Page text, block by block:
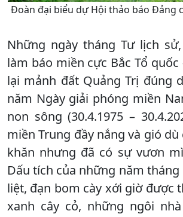
Đoàn đại biểu dự Hội thảo báo Đảng
Những ngày tháng Tư lịch
làm báo miền cực Bắc Tổ
lại mảnh đất Quảng Trị đúng
năm Ngày giải phóng miền
non sông (30.4.1975 –
miền Trung đầy nắng và gió
khăn nhưng đã có sự vươn
Dấu tích của những năm tháng
liệt, đạn bom cày xới giờ được
xanh cây cỏ, những ngôi